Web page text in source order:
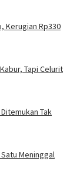
Kerugian Rp330
Tapi Celurit
Tak
Meninggal